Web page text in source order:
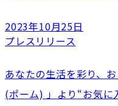
2023年10月25日
プレスリリース
あなたの生活を彩り、
(ポーム) 」より“お気に